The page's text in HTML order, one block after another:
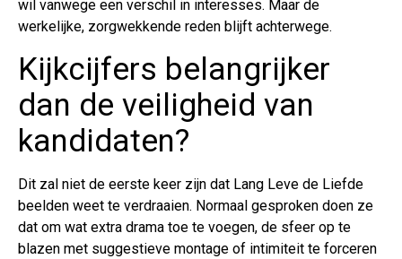
wil vanwege een verschil in interesses. Maar de
werkelijke, zorgwekkende reden blijft achterwege.
Kijkcijfers belangrijker
dan de veiligheid van
kandidaten?
Dit zal niet de eerste keer zijn dat Lang Leve de Liefde
beelden weet te verdraaien. Normaal gesproken doen ze
dat om wat extra drama toe te voegen, de sfeer op te
blazen met suggestieve montage of intimiteit te forceren